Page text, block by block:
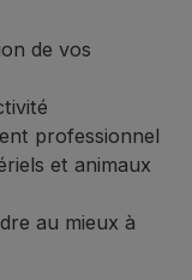
de vos
professionnel
et animaux
au mieux à